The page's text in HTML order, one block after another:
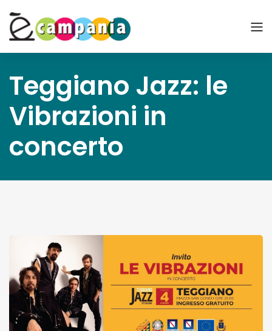
Teggiano Jazz: le
Vibrazioni in
concerto